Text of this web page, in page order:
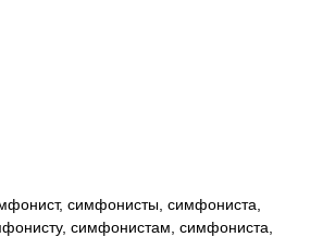
симфонисты, симфониста,
симфонистам, симфониста,